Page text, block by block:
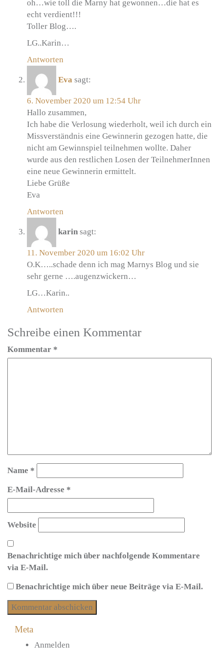
oh…wie toll die Marny hat gewonnen…die hat es
echt verdient!!!
Toller Blog….
LG..Karin…
Antworten
Eva sagt:
6. November 2020 um 12:54 Uhr
Hallo zusammen,
Ich habe die Verlosung wiederholt, weil ich durch ein
Missverständnis eine Gewinnerin gezogen hatte, die
nicht am Gewinnspiel teilnehmen wollte. Daher
wurde aus den restlichen Losen der TeilnehmerInnen
eine neue Gewinnerin ermittelt.
Liebe Grüße
Eva
Antworten
karin sagt:
11. November 2020 um 16:02 Uhr
O.K…..schade denn ich mag Marnys Blog und sie
sehr gerne ….augenzwickern…
LG…Karin..
Antworten
Schreibe einen Kommentar
Kommentar *
Name *
E-Mail-Adresse *
Website
Benachrichtige mich über nachfolgende Kommentare
via E-Mail.
Benachrichtige mich über neue Beiträge via E-Mail.
Meta
Anmelden